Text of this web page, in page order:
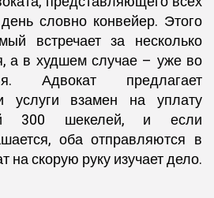
словно конвейер. Этого
встречает за несколько
а в худшем случае – уже во
Адвокат предлагает
услуги взамен на уплату
300 шекелей, и если
оба отправляются в
на скорую руку изучает дело.